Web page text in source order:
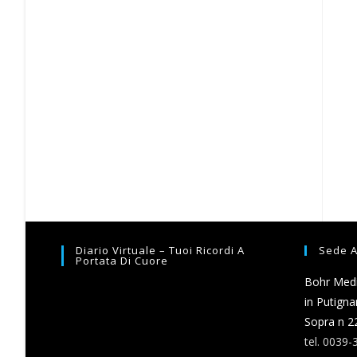
Diario Virtuale – Tuoi Ricordi A
Portata Di Cuore
Sede
Bohr
in
Sopra n
tel. 0039-